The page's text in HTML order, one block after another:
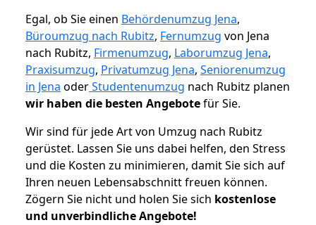
Egal, ob Sie einen Behördenumzug Jena,
Büroumzug nach Rubitz, Fernumzug von Jena
nach Rubitz, Firmenumzug, Laborumzug Jena,
Praxisumzug, Privatumzug Jena, Seniorenumzug
in Jena oderStudentenumzug nach Rubitz planen
wir haben die besten Angebotefür Sie.
Wir sind für jede Art von Umzug nach Rubitz
gerüstet. Lassen Sie uns dabei helfen, den Stress
und die Kosten zu minimieren, damit Sie sich auf
Ihren neuen Lebensabschnitt freuen können.
Zögern Sie nicht und holen Sie sich kostenlose
und unverbindliche Angebote!